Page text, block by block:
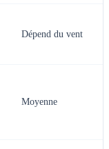
Dépend du vent
Moyenne